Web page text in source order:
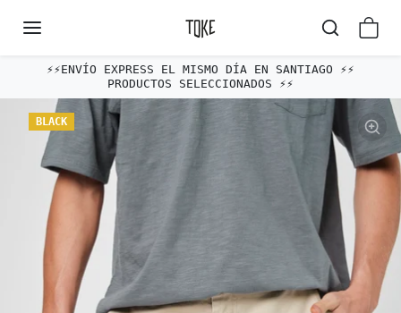
⚡️⚡️ENVÍO EXPRESS EL MISMO DÍA EN SANTIAGO ⚡️⚡️
PRODUCTOS SELECCIONADOS ⚡️⚡️
Omitir e ir a la información del producto
BLACK